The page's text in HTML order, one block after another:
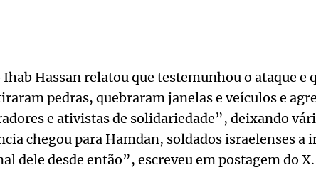
Hassan relatou que testemunhou o ataque e
pedras, quebraram janelas e veículos e
e ativistas de solidariedade”, deixando
chegou para Hamdan, soldados israelenses a
dele desde então”, escreveu em postagem do X.